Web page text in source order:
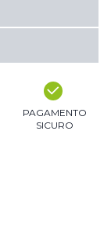
PAGAMENTO
SICURO